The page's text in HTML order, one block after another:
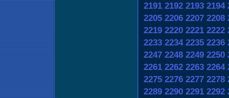
2191 2192 2193 2194
2205 2206 2207 2208
2219 2220 2221 2222
2233 2234 2235 2236
2247 2248 2249 2250
2261 2262 2263 2264
2275 2276 2277 2278
2289 2290 2291 2292